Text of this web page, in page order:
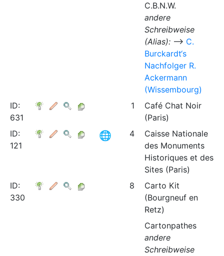
C.B.N.W.
andere
Schreibweise
(Alias):⟶ C.
Burckardt‘s
Nachfolger R.
Ackermann
(Wissembourg)
ID:
631
1
Café Chat Noir
(Paris)
ID:
121
4
Caisse Nationale
des Monuments
Historiques et des
Sites (Paris)
ID:
330
8
Carto Kit
(Bourgneuf en
Retz)
Cartonpathes
andere
Schreibweise